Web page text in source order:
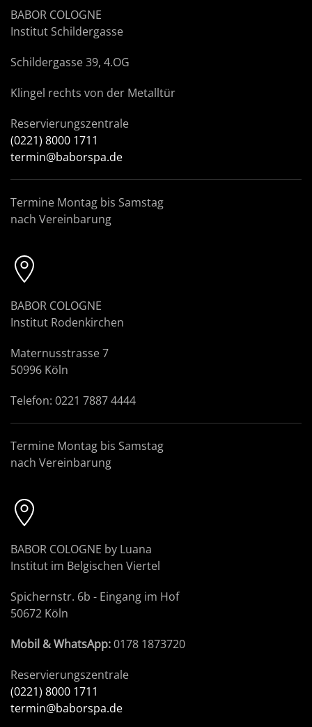
BABOR COLOGNE
Institut Schildergasse
Schildergasse 39, 4.OG
Klingel rechts von der Metalltür
Reservierungszentrale
(0221) 8000 1711
termin@baborspa.de
Termine Montag bis Samstag
nach Vereinbarung
BABOR COLOGNE
Institut Rodenkirchen
Maternusstrasse 7
50996 Köln
Telefon: 0221 7887 4444
Termine Montag bis Samstag
nach Vereinbarung
BABOR COLOGNE by Luana
Institut im Belgischen Viertel
Spichernstr. 6b - Eingang im Hof
50672 Köln
Mobil & WhatsApp:0178 1873720
Reservierungszentrale
(0221) 8000 1711
termin@baborspa.de